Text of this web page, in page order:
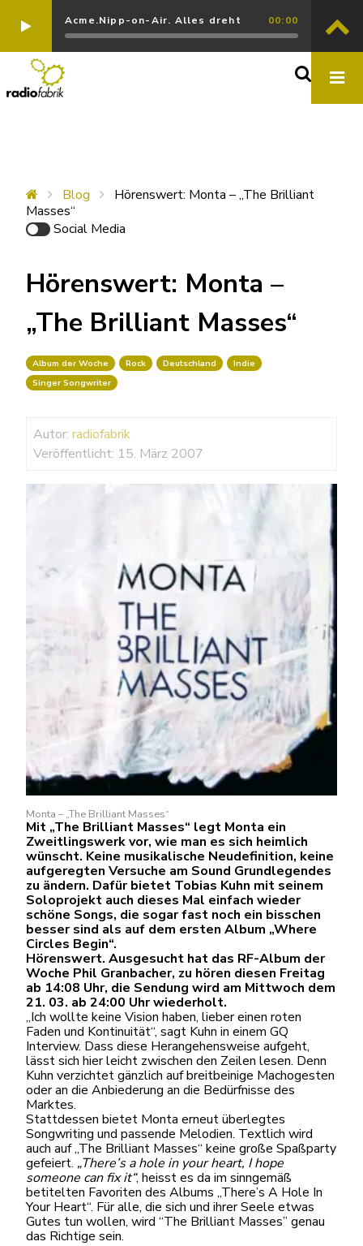
Acme.Nipp-on-Air. Alles dreht 00:00
Blog
Hörenswert: Monta – „The Brilliant
Masses“
Social Media
Hörenswert: Monta –
„The Brilliant Masses“
Album der Woche Rock Deutschland
Indie
Singer Songwriter
Autor: radiofabrik
Veröffentlicht: 15. März 2007
Monta – „The Brilliant Masses“
Mit „The Brilliant Masses“ legt Monta ein
Zweitlingswerk vor, wie man es sich heimlich
wünscht. Keine musikalische Neudefinition, keine
aufgeregten Versuche am Sound Grundlegendes
zu ändern. Dafür bietet Tobias Kuhn mit seinem
Soloprojekt auch dieses Mal einfach wieder
schöne Songs, die sogar fast noch ein bisschen
besser sind als auf dem ersten Album „Where
Circles Begin“.
Hörenswert. Ausgesucht hat das RF-Album der
Woche Phil Granbacher, zu hören diesen Freitag
ab 14:08 Uhr, die Sendung wird am Mittwoch dem
21. 03. ab 24:00 Uhr wiederholt.
„Ich wollte keine Vision haben, lieber einen roten
Faden und Kontinuität“, sagt Kuhn in einem GQ
Interview. Dass diese Herangehensweise aufgeht,
lässt sich hier leicht zwischen den Zeilen lesen. Denn
Kuhn verzichtet gänzlich auf breitbeinige Machogesten
oder an die Anbiederung an die Bedürfnisse des
Marktes.
Stattdessen bietet Monta erneut überlegtes
Songwriting und passende Melodien. Textlich wird
auch auf „The Brilliant Masses“ keine große Spaßparty
gefeiert. „There’s a hole in your heart, I hope
someone can fix it“, heisst es da im sinngemäß
betitelten Favoriten des Albums „There’s A Hole In
Your Heart“. Für alle, die sich und ihrer Seele etwas
Gutes tun wollen, wird “The Brilliant Masses” genau
das Richtige sein.